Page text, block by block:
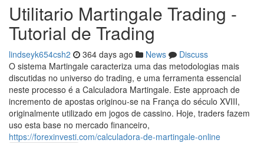
Utilitario Martingale Trading -
Tutorial de Trading
lindseyk654csh2 364 days ago News
Discuss
O sistema Martingale caracteriza uma das metodologias mais
discutidas no universo do trading, e uma ferramenta essencial
neste processo é a Calculadora Martingale. Este approach de
incremento de apostas originou-se na França do século XVIII,
originalmente utilizado em jogos de cassino. Hoje, traders fazem
uso esta base no mercado financeiro,
https://forexinvesti.com/calculadora-de-martingale-online